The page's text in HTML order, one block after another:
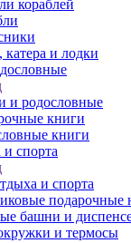
кораблей
и лодки
и родословные
книги
книги
спорта
и спорта
подарочные
башни и
и термосы